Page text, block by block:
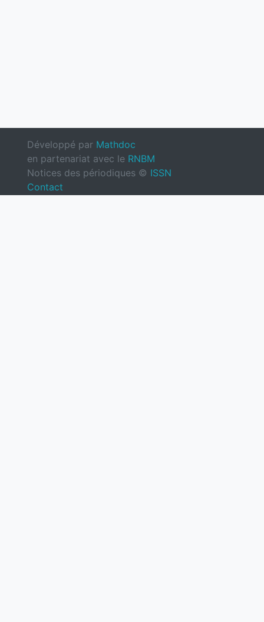
Développé par Mathdoc
en partenariat avec le RNBM
Notices des périodiques © ISSN
Contact